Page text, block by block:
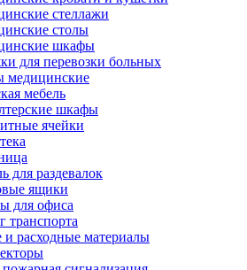
стеллажи
столы
шкафы
для перевозки больных
медицинские
мебель
шкафы
ячейки
для раздевалок
ящики
для офиса
транспорта
расходные материалы